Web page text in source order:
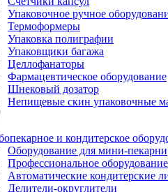
Упаковочное ручное
Термоформеры
Упаковка полиграфии
Упаковщики багажа
Целлофанаторы
Фармацевтическое оборудование
Шнековый дозатор
Непищевые скин упаковочные
и кондитерское
Оборудование для мини-пекарни
Профессиональное
Автоматические кондитерские
Делители-округлители